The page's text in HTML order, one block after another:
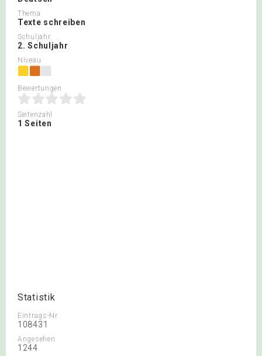
Thema
Texte schreiben
Schuljahr
2. Schuljahr
Niveau
Bewertungen
Seitenzahl
1 Seiten
Statistik
Eintrags-Nr.
108431
Angesehen
1244